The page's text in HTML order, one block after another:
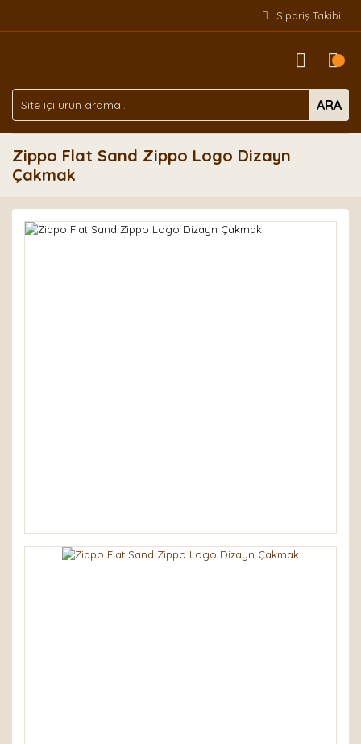
Sipariş Takibi
ARA
Zippo Flat Sand Zippo Logo Dizayn
Çakmak